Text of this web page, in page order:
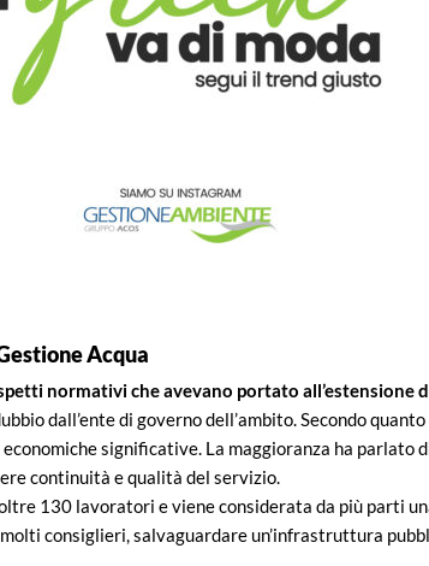
Acqua
normativi che avevano portato all’estensione
dall’ente di governo dell’ambito. Secondo
significative. La maggioranza ha parlato
continuità e qualità del servizio.
130 lavoratori e viene considerata da più parti
consiglieri, salvaguardare un’infrastruttura